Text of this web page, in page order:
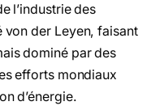
l’industrie des
von der Leyen, faisant
dominé par des
efforts mondiaux
d’énergie.